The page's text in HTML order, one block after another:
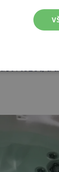
na
chodidel a
i ležet, a